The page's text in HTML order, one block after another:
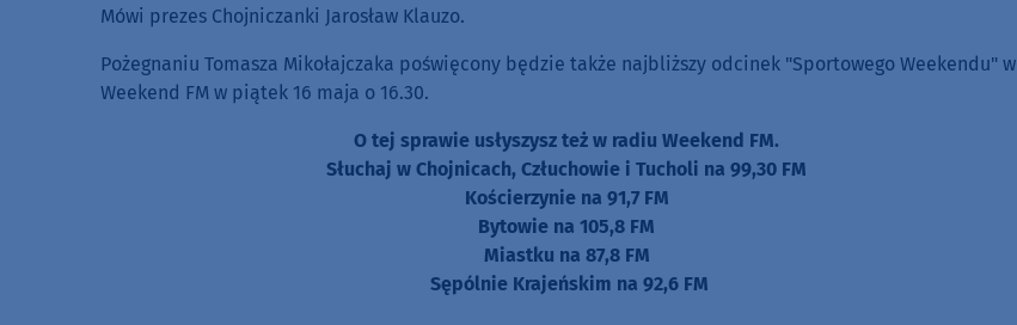
to
Mówi prezes Chojniczanki Jarosław Klauzo.
Pożegnaniu Tomasza Mikołajczaka poświęcony będzie także najbliższy odcinek "Sportowego Weekendu" w
Weekend FM w piątek 16 maja o 16.30.
O tej sprawie usłyszysz też w radiu Weekend FM.
Słuchaj w Chojnicach, Człuchowie i Tucholi na 99,30 FM
Kościerzynie na 91,7 FM
Bytowie na 105,8 FM
Miastku na 87,8 FM
Sępólnie Krajeńskim na 92,6 FM